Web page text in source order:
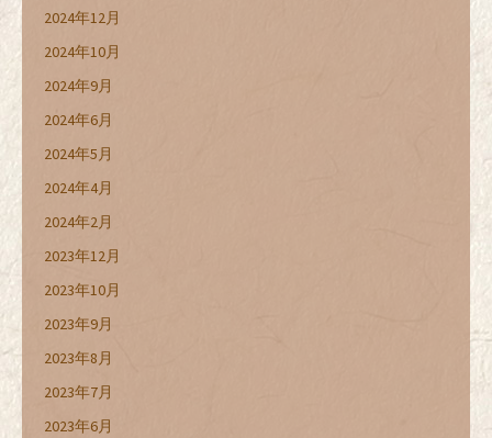
2024年12月
2024年10月
2024年9月
2024年6月
2024年5月
2024年4月
2024年2月
2023年12月
2023年10月
2023年9月
2023年8月
2023年7月
2023年6月